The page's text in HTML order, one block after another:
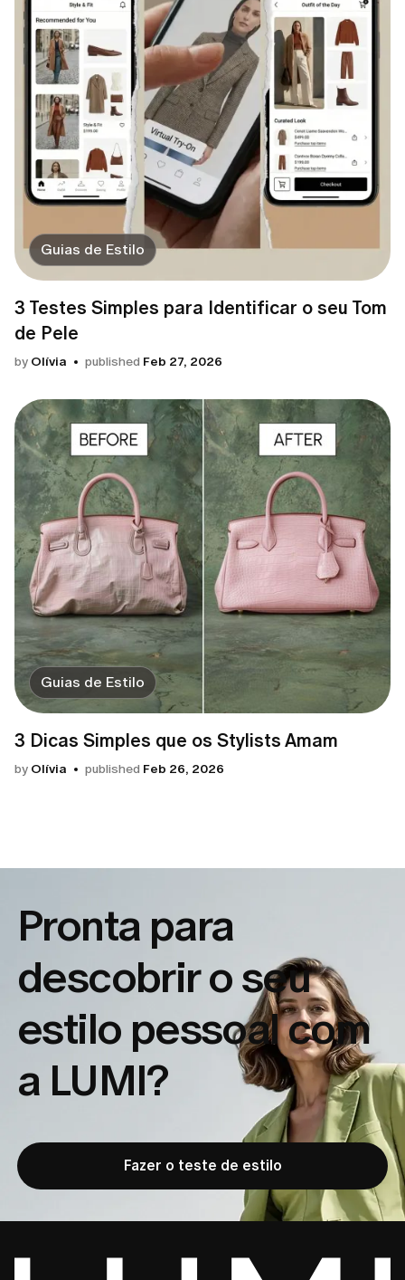
Guias de Estilo
3 Testes Simples para Identificar o seu Tom
de Pele
by Olívia published Feb 27, 2026
Guias de Estilo
3 Dicas Simples que os Stylists Amam
by Olívia published Feb 26, 2026
Pronta para
descobrir o seu
estilo pessoal com
a LUMI?
Fazer o teste de estilo